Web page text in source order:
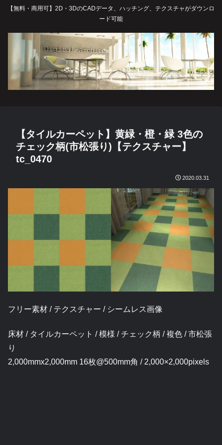
【無料・商用可】2D・3DのCADデータ、ハッチング、テクスチャがダウンロ
ード可能
【タイルカーペット】黄緑・橙・緑 3色の
チェック柄(市松張り)【テクスチャー】
tc_0470
2020.03.31
フリー素材 / テクスチャー / シームレス画像
床材 / タイルカーペット / 模様 / チェック柄 / 複色 / 市松張
り
2,000mmx2,000mm 16枚@500mm角 / 2,000×2,000pixels